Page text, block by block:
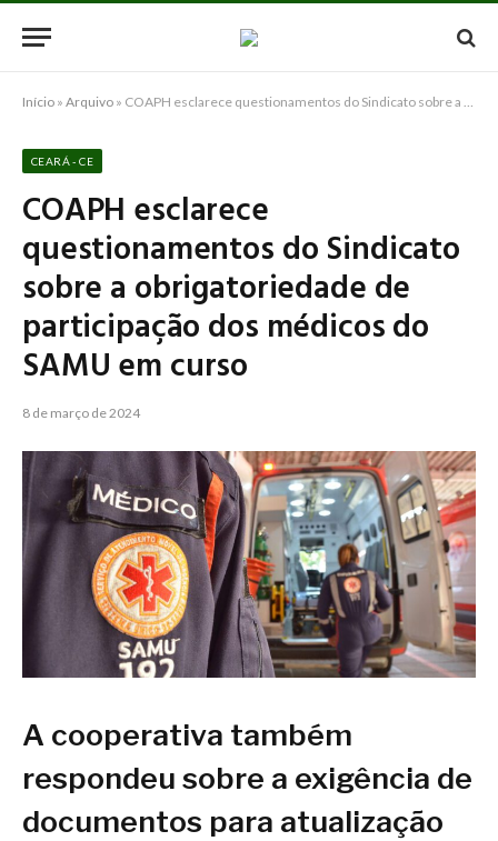
Início » Arquivo » COAPH esclarece questionamentos do Sindicato sobre a obrigatoriedade de participação dos médicos do SAMU em curso
CEARÁ - CE
COAPH esclarece
questionamentos do Sindicato
sobre a obrigatoriedade de
participação dos médicos do
SAMU em curso
8 de março de 2024
A cooperativa também
respondeu sobre a exigência de
documentos para atualização